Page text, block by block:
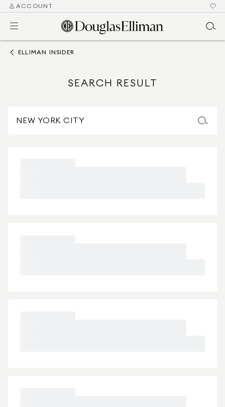
ACCOUNT
ELLIMAN INSIDER
SEARCH RESULT